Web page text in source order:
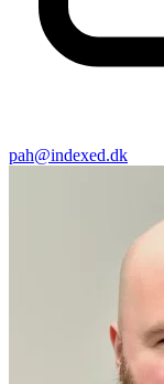
pah@indexed.dk